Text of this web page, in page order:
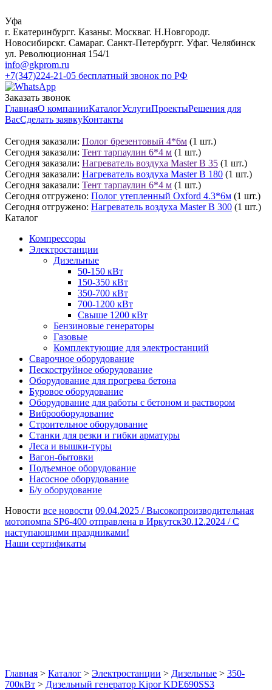
Уфа
г. Екатеринбургг. Казаньг. Москваг. Н.Новгородг.
Новосибирскг. Самараг. Санкт-Петербургг. Уфаг. Челябинск
ул. Революционная 154/1
info@gkprom.ru
+7(347)224-21-05 бесплатный звонок по РФ
Заказать звонок
ГлавнаяО компанииКаталогУслугиПроектыРешения для
ВасСделать заявкуКонтакты
Сегодня заказали: Полог брезентовый 4*6м (1 шт.)
Сегодня заказали: Тент тарпаулин 6*4 м (1 шт.)
Сегодня заказали: Нагреватель воздуха Master B 35 (1 шт.)
Сегодня заказали: Нагреватель воздуха Master B 180 (1 шт.)
Сегодня заказали: Тент тарпаулин 6*4 м (1 шт.)
Сегодня отгружено: Полог утепленный Oxford 4.3*6м (1 шт.)
Сегодня отгружено: Нагреватель воздуха Master B 300 (1 шт.)
Каталог
Компрессоры
Электростанции
Дизельные
50-150 кВт
150-350 кВт
350-700 кВт
700-1200 кВт
Свыше 1200 кВт
Бензиновые генераторы
Газовые
Комплектующие для электростанций
Сварочное оборудование
Пескоструйное оборудование
Оборудование для прогрева бетона
Буровое оборудование
Оборудование для работы с бетоном и раствором
Виброоборудование
Строительное оборудование
Станки для резки и гибки арматуры
Леса и вышки-туры
Вагон-бытовки
Подъемное оборудование
Насосное оборудование
Б/у оборудование
Новости все новости 09.04.2025 /Высокопроизводительная
мотопомпа SP6-400 отправлена в Иркутск30.12.2024 /С
наступающими праздниками!
Наши сертификаты
Главная > Каталог > Электростанции > Дизельные > 350-
700кВт > Дизельный генератор Kipor KDE690SS3